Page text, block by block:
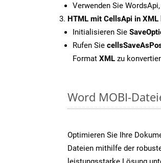
Verwenden Sie
HTML mit CellsApi in XML
Initialisieren Sie
Rufen Sie
Format XML zu
Word MOBI-
Optimieren Sie Ihre
Dateien mithilfe der